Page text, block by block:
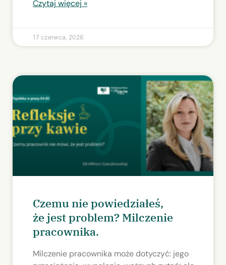
Czytaj więcej »
17 czerwca, 2026
Czemu nie powiedziałeś,
że jest problem? Milczenie
pracownika.
Milczenie pracownika może dotyczyć: jego